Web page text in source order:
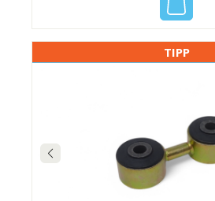
TIPP